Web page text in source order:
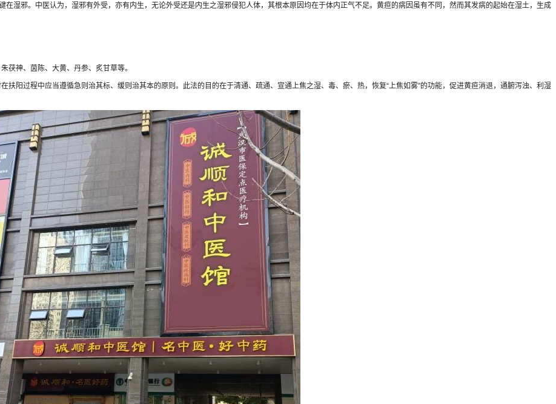
湿邪。中医认为，湿邪有外受，亦有内生，无论外受还是内生之湿邪侵犯人体，其根本原因均在于体内正气不足。黄疸的病因虽有不同，然而其发病的起始在湿土，生成
神、茵陈、大黄、丹参、炙甘草等。
阳过程中应当遵循急则治其标、缓则治其本的原则。此法的目的在于清通、疏通、宣通上焦之湿、毒、瘀、热，恢复“上焦如雾”的功能，促进黄疸消退，通腑泻浊、利湿